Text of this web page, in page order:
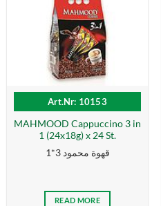
Art.Nr: 10153
MAHMOOD Cappuccino 3 in
1 (24x18g) x 24 St.
قهوة محمود 3*1
READ MORE